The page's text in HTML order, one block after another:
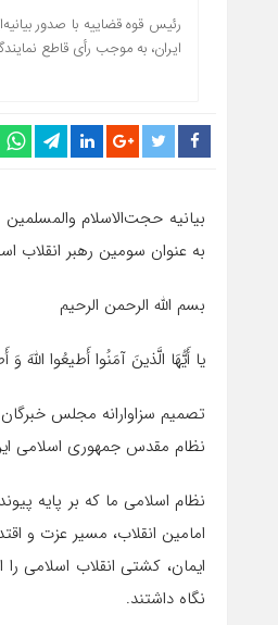
رئیس قوه قضاییه با صدور
ایران، به موجب رأی قاطع
بیانیه حجت‌الاسلام
به عنوان سومین رهبر انقلاب
بسم الله الرحمن الرحیم
یا أَیُّهَا الَّذینَ آمَنُوا أَطیعُوا اللَّهَ
تصمیم سزاوارانه مجلس
نظام مقدس جمهوری اسلامی
نظام اسلامی ما که بر پایه
امامین انقلاب، مسیر عزت و
ایمان، کشتی انقلاب اسلامی
نگاه داشتند.